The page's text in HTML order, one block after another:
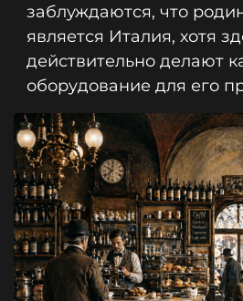
заблуждаются, что
является Италия, хотя
действительно делают
оборудование для его